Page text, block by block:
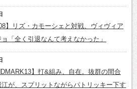
】リズ・カモーシェと対戦、ヴィヴィア
「全く引退なんて考えなかった」
】打&組み、自在。抜群の間合
が、スプリットながらパトリッキー下す